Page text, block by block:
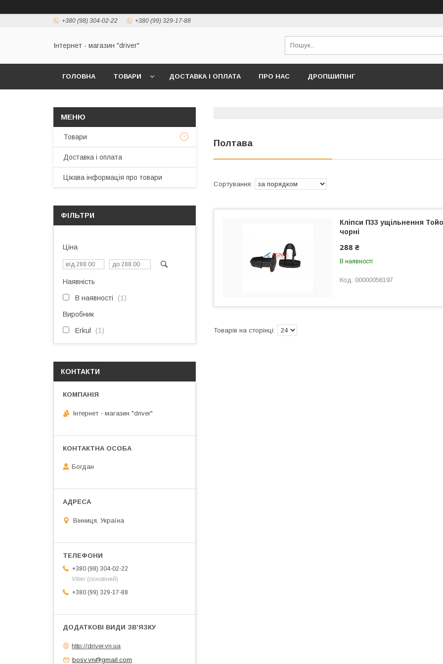
+380 (98) 304-02-22 +380 (99) 329-17-88
Інтернет - магазин "driver"
ГОЛОВНА ТОВАРИ ДОСТАВКА І ОПЛАТА ПРО НАС ДРОПШИПІНГ
Полтава
Кліпси П33 ущільнення
чорні
288 ₴
В наявності
00000056197
Товари
Доставка і оплата
Цікава інформація про товари
ФІЛЬТРИ
Ціна
Наявність
В наявності 1
Виробник
Erkul 1
КОНТАКТИ
Інтернет - магазин "driver"
Богдан
Вінниця, Україна
+380 (98) 304-02-22
Viber (основний)
+380 (99) 329-17-88
http://driver.vn.ua
bosv.vn@gmail.com